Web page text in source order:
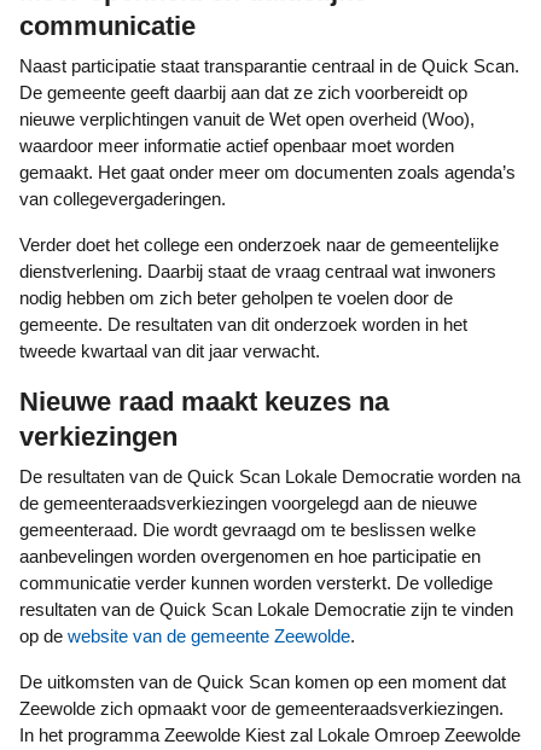
communicatie
Naast participatie staat transparantie centraal in de Quick Scan.
De gemeente geeft daarbij aan dat ze zich voorbereidt op
nieuwe verplichtingen vanuit de Wet open overheid (Woo),
waardoor meer informatie actief openbaar moet worden
gemaakt. Het gaat onder meer om documenten zoals agenda’s
van collegevergaderingen.
Verder doet het college een onderzoek naar de gemeentelijke
dienstverlening. Daarbij staat de vraag centraal wat inwoners
nodig hebben om zich beter geholpen te voelen door de
gemeente. De resultaten van dit onderzoek worden in het
tweede kwartaal van dit jaar verwacht.
Nieuwe raad maakt keuzes na
verkiezingen
De resultaten van de Quick Scan Lokale Democratie worden na
de gemeenteraadsverkiezingen voorgelegd aan de nieuwe
gemeenteraad. Die wordt gevraagd om te beslissen welke
aanbevelingen worden overgenomen en hoe participatie en
communicatie verder kunnen worden versterkt. De volledige
resultaten van de Quick Scan Lokale Democratie zijn te vinden
op de website van de gemeente Zeewolde.
De uitkomsten van de Quick Scan komen op een moment dat
Zeewolde zich opmaakt voor de gemeenteraadsverkiezingen.
In het programma Zeewolde Kiest zal Lokale Omroep Zeewolde